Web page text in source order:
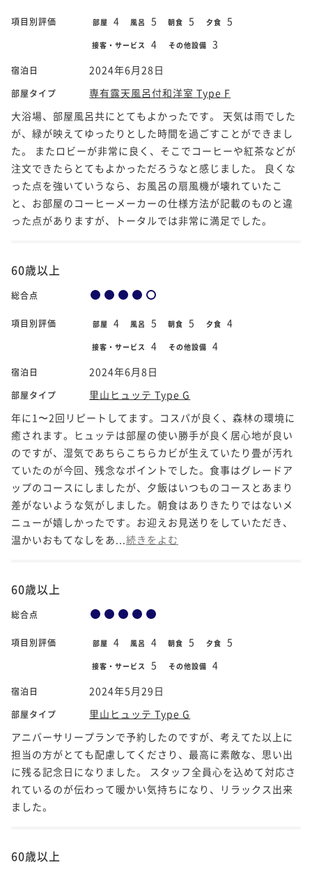
項目別評価 部屋 4 風呂 5 朝食 5 夕食 5
接客・サービス 4 その他設備 3
宿泊日 2024年6月28日
部屋タイプ
専有露天風呂付和洋室 Type F
大浴場、部屋風呂共にとてもよかったです。 天気は雨でした
が、緑が映えてゆったりとした時間を過ごすことができまし
た。 またロビーが非常に良く、そこでコーヒーや紅茶などが
注文できたらとてもよかっただろうなと感じました。 良くな
った点を強いていうなら、お風呂の扇風機が壊れていたこ
と、お部屋のコーヒーメーカーの仕様方法が記載のものと違
った点がありますが、トータルでは非常に満足でした。
60歳以上
総合点
項目別評価 部屋 4 風呂 5 朝食 5 夕食 4
接客・サービス 4 その他設備 4
宿泊日 2024年6月8日
部屋タイプ
里山ヒュッテ Type G
年に1〜2回リピートしてます。コスパが良く、森林の環境に
癒されます。ヒュッテは部屋の使い勝手が良く居心地が良い
のですが、湿気であちらこちらカビが生えていたり畳が汚れ
ていたのが今回、残念なポイントでした。食事はグレードア
ップのコースにしましたが、夕飯はいつものコースとあまり
差がないような気がしました。朝食はありきたりではないメ
ニューが嬉しかったです。お迎えお見送りをしていただき、
温かいおもてなしをあ... 続きをよむ
60歳以上
総合点
項目別評価 部屋 4 風呂 4 朝食 5 夕食 5
接客・サービス 5 その他設備 4
宿泊日 2024年5月29日
部屋タイプ
里山ヒュッテ Type G
アニバーサリープランで予約したのですが、考えてた以上に
担当の方がとても配慮してくださり、最高に素敵な、思い出
に残る記念日になりました。 スタッフ全員心を込めて対応さ
れているのが伝わって暖かい気持ちになり、リラックス出来
ました。
60歳以上